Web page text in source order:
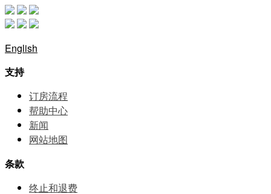
English
支持
订房流程
帮助中⼼
新闻
网站地图
条款
终止和退费